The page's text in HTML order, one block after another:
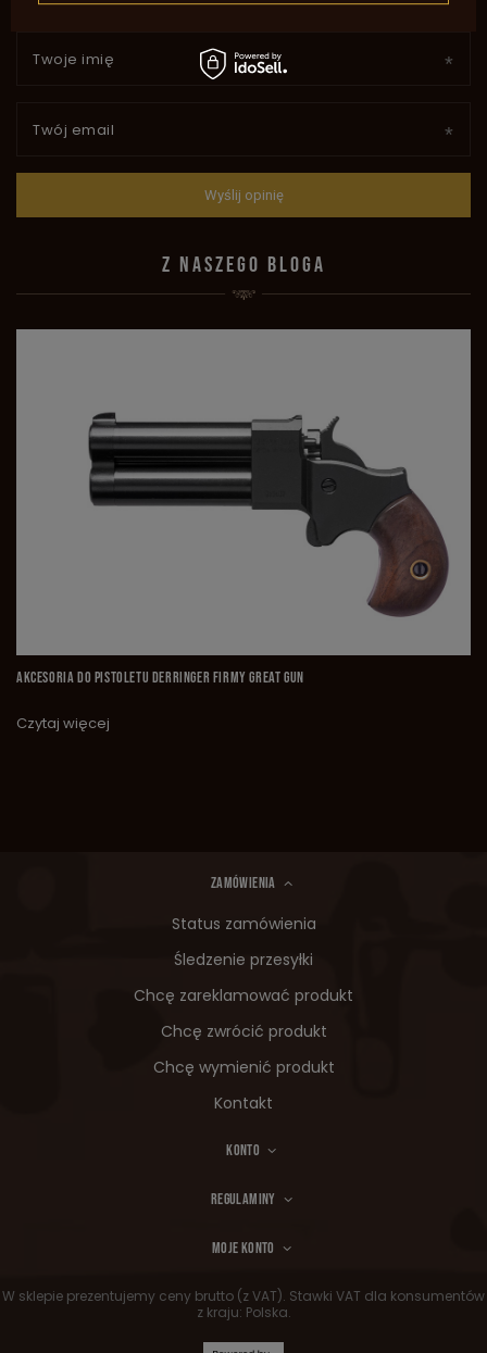
Twoje imię
Twój email
Wyślij opinię
Z NASZEGO BLOGA
AKCESORIA DO PISTOLETU DERRINGER FIRMY GREAT GUN
Czytaj więcej
ZAMÓWIENIA
Status zamówienia
Śledzenie przesyłki
Chcę zareklamować produkt
Chcę zwrócić produkt
Chcę wymienić produkt
Kontakt
KONTO
REGULAMINY
MOJE KONTO
W sklepie prezentujemy ceny brutto (z VAT). Stawki VAT dla konsumentów
z kraju: Polska.